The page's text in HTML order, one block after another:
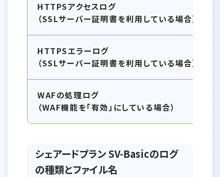
HTTPSアクセスログ
（SSLサーバー証明書を利用している場合）
HTTPSエラーログ
（SSLサーバー証明書を利用している場合）
WAFの処理ログ
（WAF機能を「有効」にしている場合）
シェアードプラン SV-Basicのログ
の種類とファイル名